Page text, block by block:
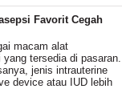
Favorit Cegah
macam alat
yang tersedia di pasaran.
jenis intrauterine
device atau IUD lebih